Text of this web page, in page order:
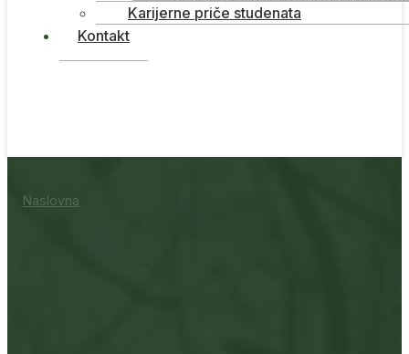
Karijerne priče studenata
Kontakt
Naslovna